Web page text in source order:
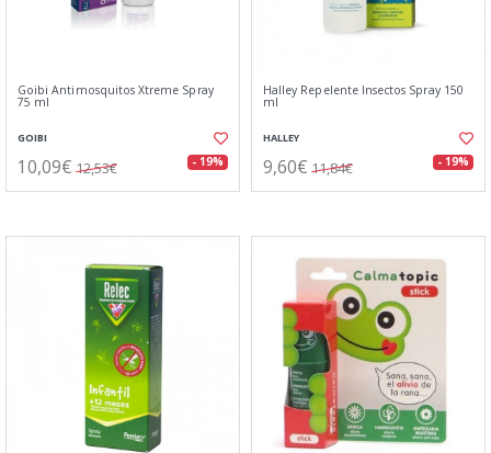
Goibi Antimosquitos Xtreme Spray
75 ml
GOIBI
10,09€ 12,53€ - 19%
Halley Repelente Insectos Spray 150
ml
HALLEY
9,60€ 11,84€ - 19%